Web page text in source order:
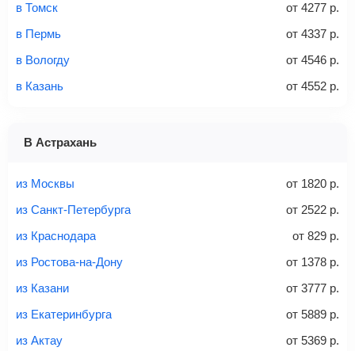
Без багажа
Количество багажа
1 место
Вес багажа
20-23 кг 40 кг
в Томск
от 4277 р.
в Пермь
от 4337 р.
в Вологду
от 4546 р.
в Казань
от 4552 р.
В Астрахань
из Москвы от 1820 р.
из Санкт-Петербурга
от 2522 р.
из Краснодара
от 829 р.
из Ростова-на-Дону
от 1378 р.
из Казани
от 3777 р.
из Екатеринбурга
от 5889 р.
из Актау
от 5369 р.